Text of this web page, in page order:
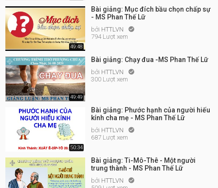
49:48
Bài giảng: Mục đích bầu chọn chấp sự
- MS Phan Thế Lữ
bởi HTTLVN 
794 Lượt xem
49:49
Bài giảng: Chạy đua -MS Phan Thế Lữ
bởi HTTLVN 
300 Lượt xem
50:34
Bài giảng: Phước hạnh của người hiếu
kính cha mẹ - MS Phan Thế Lữ
bởi HTTLVN 
687 Lượt xem
Bài giảng: Ti-Mô-Thê - Một người
trung thành - MS Phan Thế Lữ
bởi HTTLVN 